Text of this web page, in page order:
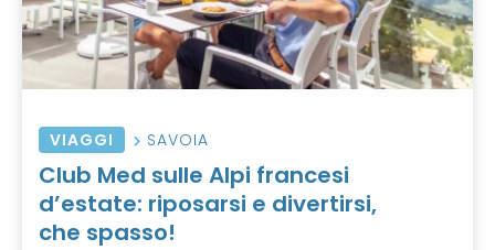
VIAGGI SAVOIA
Club Med sulle Alpi francesi
d’estate: riposarsi e divertirsi,
che spasso!